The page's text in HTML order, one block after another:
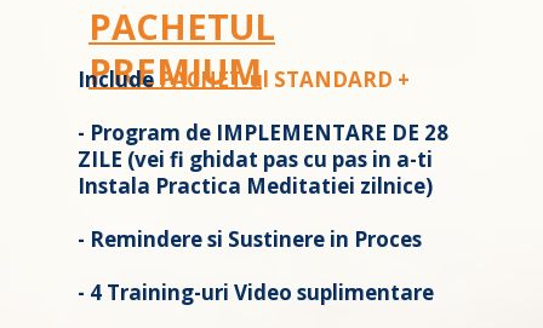
PACHETUL
PREMIUM
Include PACHET-ul STANDARD +
- Program de IMPLEMENTARE DE 28
ZILE (vei fi ghidat pas cu pas in a-ti
Instala Practica Meditatiei zilnice)
- Remindere si Sustinere in Proces
- 4 Training-uri Video suplimentare